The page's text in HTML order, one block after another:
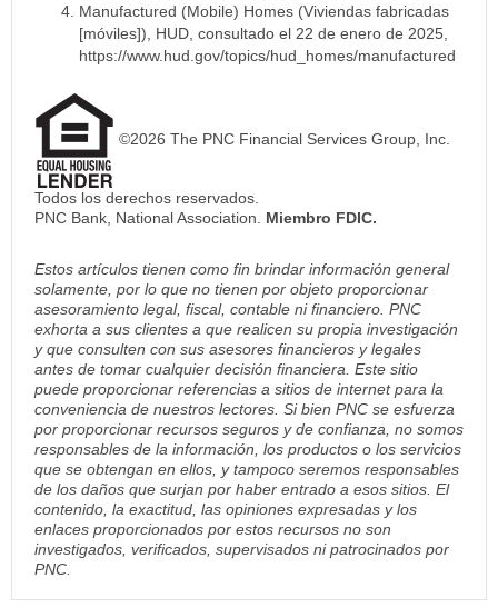
Manufactured (Mobile) Homes (Viviendas fabricadas
[móviles]), HUD, consultado el 22 de enero de 2025,
https://www.hud.gov/topics/hud_homes/manufactured
©2026 The PNC Financial Services Group, Inc.
Todos los derechos reservados.
PNC Bank, National Association. Miembro FDIC.
Estos artículos tienen como fin brindar información general
solamente, por lo que no tienen por objeto proporcionar
asesoramiento legal, fiscal, contable ni financiero. PNC
exhorta a sus clientes a que realicen su propia investigación
y que consulten con sus asesores financieros y legales
antes de tomar cualquier decisión financiera. Este sitio
puede proporcionar referencias a sitios de internet para la
conveniencia de nuestros lectores. Si bien PNC se esfuerza
por proporcionar recursos seguros y de confianza, no somos
responsables de la información, los productos o los servicios
que se obtengan en ellos, y tampoco seremos responsables
de los daños que surjan por haber entrado a esos sitios. El
contenido, la exactitud, las opiniones expresadas y los
enlaces proporcionados por estos recursos no son
investigados, verificados, supervisados ni patrocinados por
PNC.